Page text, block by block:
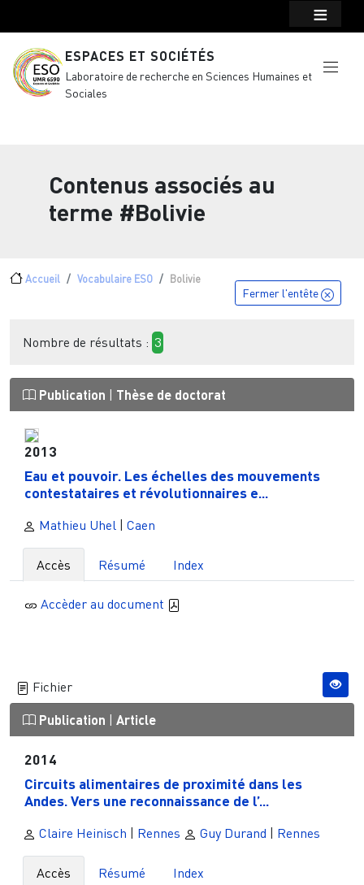
ESPACES ET SOCIÉTÉS
Laboratoire de recherche en Sciences Humaines et
Sociales
Contenus associés au
terme #Bolivie
Fil d'Ariane
Accueil Vocabulaire ESO Bolivie
Fermer l'entête
Nombre de résultats : 3
Publication Thèse de doctorat
2013
Eau et pouvoir. Les échelles des mouvements
contestataires et révolutionnaires e...
Mathieu Uhel Caen
Accès Résumé Index
Accèder au document
Fichier
Publication Article
2014
Circuits alimentaires de proximité dans les
Andes. Vers une reconnaissance de l’...
Claire Heinisch | Rennes Guy Durand | Rennes
Accès Résumé Index